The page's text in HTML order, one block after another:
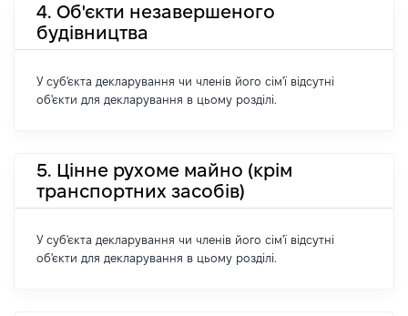
4. Об'єкти незавершеного
будівництва
У суб'єкта декларування чи членів його сім'ї відсутні
об'єкти для декларування в цьому розділі.
5. Цінне рухоме майно (крім
транспортних засобів)
У суб'єкта декларування чи членів його сім'ї відсутні
об'єкти для декларування в цьому розділі.